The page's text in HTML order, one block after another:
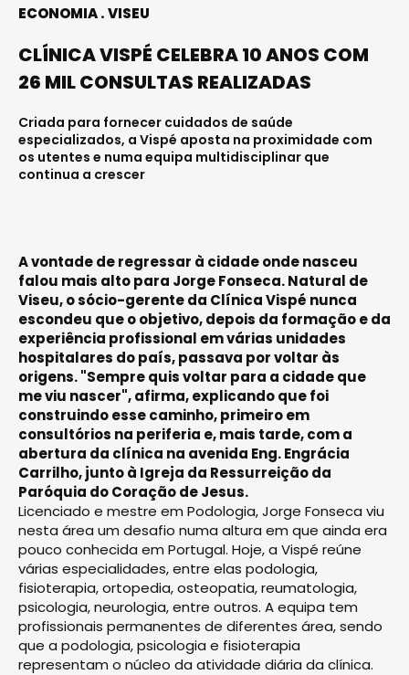
ECONOMIA VISEU
CLÍNICA VISPÉ CELEBRA 10 ANOS COM
26 MIL CONSULTAS REALIZADAS
Criada para fornecer cuidados de saúde
especializados, a Vispé aposta na proximidade com
os utentes e numa equipa multidisciplinar que
continua a crescer
A vontade de regressar à cidade onde nasceu
falou mais alto para Jorge Fonseca. Natural de
Viseu, o sócio-gerente da Clínica Vispé nunca
escondeu que o objetivo, depois da formação e da
experiência profissional em várias unidades
hospitalares do país, passava por voltar às
origens. "Sempre quis voltar para a cidade que
me viu nascer", afirma, explicando que foi
construindo esse caminho, primeiro em
consultórios na periferia e, mais tarde, com a
abertura da clínica na avenida Eng. Engrácia
Carrilho, junto à Igreja da Ressurreição da
Paróquia do Coração de Jesus.
Licenciado e mestre em Podologia, Jorge Fonseca viu
nesta área um desafio numa altura em que ainda era
pouco conhecida em Portugal. Hoje, a Vispé reúne
várias especialidades, entre elas podologia,
fisioterapia, ortopedia, osteopatia, reumatologia,
psicologia, neurologia, entre outros. A equipa tem
profissionais permanentes de diferentes área, sendo
que a podologia, psicologia e fisioterapia
representam o núcleo da atividade diária da clínica.